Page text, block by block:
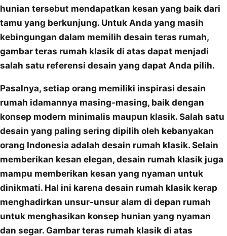
hunian tersebut mendapatkan kesan yang baik dari
tamu yang berkunjung. Untuk Anda yang masih
kebingungan dalam memilih desain teras rumah,
gambar teras rumah klasik di atas dapat menjadi
salah satu referensi desain yang dapat Anda pilih.
Pasalnya, setiap orang memiliki inspirasi desain
rumah idamannya masing-masing, baik dengan
konsep modern minimalis maupun klasik. Salah satu
desain yang paling sering dipilih oleh kebanyakan
orang Indonesia adalah desain rumah klasik. Selain
memberikan kesan elegan, desain rumah klasik juga
mampu memberikan kesan yang nyaman untuk
dinikmati. Hal ini karena desain rumah klasik kerap
menghadirkan unsur-unsur alam di depan rumah
untuk menghasikan konsep hunian yang nyaman
dan segar. Gambar teras rumah klasik di atas